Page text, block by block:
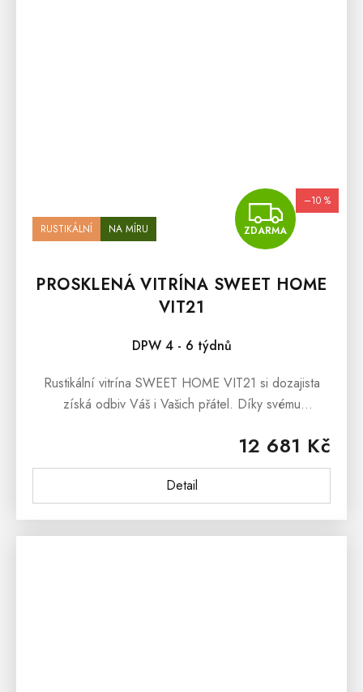
RUSTIKÁLNÍ NA MÍRU ZDARMA
–10 %
PROSKLENÁ VITRÍNA SWEET HOME
VIT21
DPW 4 - 6 týdnů
12 681 Kč
Detail
Rustikální vitrína SWEET HOME VIT21 si dozajista
získá odbiv Váš i Vašich přátel. Díky svému
z masivu vévodit prostorám...